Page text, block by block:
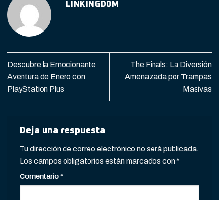
LINKINGDOM
Descubre la Emocionante
Aventura de Enero con
PlayStation Plus
The Finals: La Diversión
Amenazada por Trampas
Masivas
Deja una respuesta
Tu dirección de correo electrónico no será publicada.
Los campos obligatorios están marcados con*
Comentario*